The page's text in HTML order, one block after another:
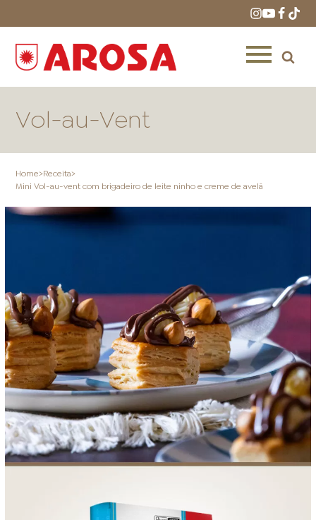
HOME RECEITAS PRODUTOS
ONDE COMPRAR LOJAS AROSA
DISTRIBUIDORES E
REPRESENTANTES
FOOD SERVICE EMPRESA AGENDA DE CURSOS
Vol-au-Vent
Home>Receita>
Mini Vol-au-vent com brigadeiro de leite ninho e creme de avelã